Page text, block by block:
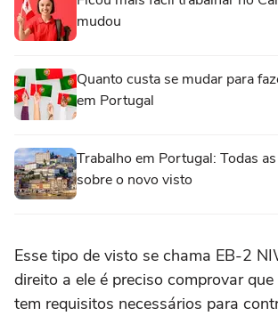
mudou
Quanto custa se mudar para
em Portugal
Trabalho em Portugal: Todas
sobre o novo visto
Esse tipo de visto se chama EB-2
direito a ele é preciso comprovar
tem requisitos necessários para